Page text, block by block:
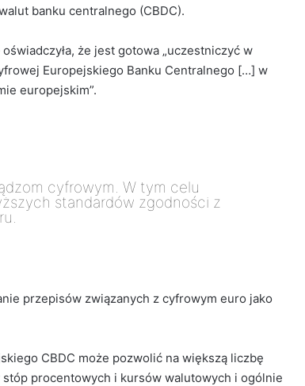
banku centralnego (CBDC).
że jest gotowa „uczestniczyć w
Europejskiego Banku Centralnego […] w
europejskim”.
cyfrowym. W tym celu
standardów zgodności z
przepisów związanych z cyfrowym euro jako
CBDC może pozwolić na większą liczbę
procentowych i kursów walutowych i ogólnie